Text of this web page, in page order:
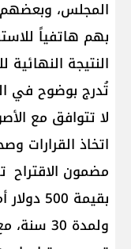
المجلس، وبعضهم
بهم هاتفياً
النتيجة
تُدرج بوضوح في
لا تتوافق مع
اتخاذ القرارات
مضمون الاقتراح
بقيمة